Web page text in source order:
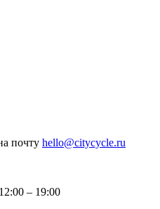
почту hello@citycycle.ru
– 19:00